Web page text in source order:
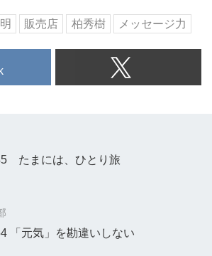
販売店 柏秀樹 メッセージ力
たまには、ひとり旅
「元気」を勘違いしない